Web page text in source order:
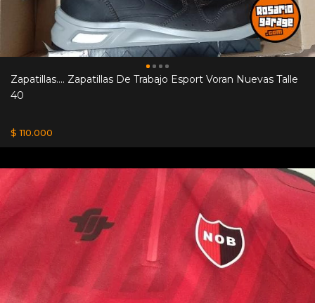
Zapatillas.... Zapatillas De Trabajo Esport Voran Nuevas Talle
40
$ 110.000